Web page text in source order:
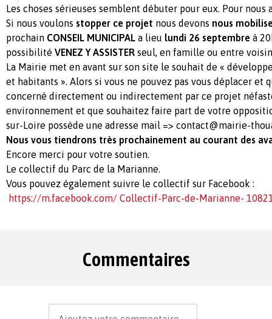
Les choses sérieuses semblent débuter pour eux. Pour nous
Si nous voulons stopper ce projet nous devons nous
prochain CONSEIL MUNICIPAL a lieu lundi 26 septembre à
possibilité VENEZ Y ASSISTER seul, en famille ou entre
La Mairie met en avant sur son site le souhait de «
et habitants ». Alors si vous ne pouvez pas vous déplacer et
concerné directement ou indirectement par ce projet
environnement et que souhaitez faire part de votre
sur-Loire possède une adresse mail => contact@mairie-
Nous vous tiendrons très prochainement au courant des
Encore merci pour votre soutien.
Le collectif du Parc de la Marianne.
Vous pouvez également suivre le collectif sur Facebook :
https://m.facebook.com/ Collectif-Parc-de-Marianne-
Commentaires